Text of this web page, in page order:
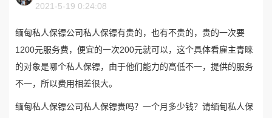
2021-5-19 0:24:08
缅甸私人保镖公司私人保镖有贵的，也有不贵的，贵的一次要
1200元服务费，便宜的一次200元就可以，这个具体看雇主青睐
的对象是哪个私人保镖，由于他们能力的高低不一，提供的服务
不一，所以费用相差很大。
缅甸私人保镖公司私人保镖贵吗？一个月多少钱？请缅甸私人保